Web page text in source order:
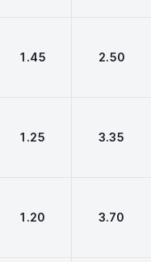
1.45 2.50
1.25 3.35
1.20 3.70